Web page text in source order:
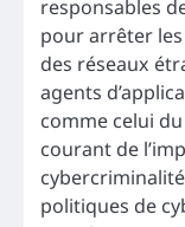
responsables
pour arrêter
des réseaux
agents
comme celui
courant de
politiques de